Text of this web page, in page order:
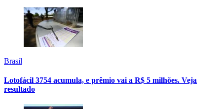
Brasil
Lotofácil 3754 acumula, e prêmio vai a R$ 5 milhões. Veja
resultado